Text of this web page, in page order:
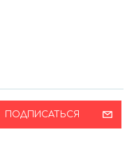
ПОДПИСАТЬСЯ